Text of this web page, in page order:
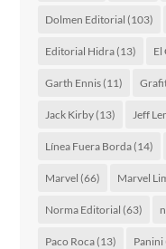
Dolmen Editorial (103)
Editorial Hidra(13) El
Garth Ennis(11)
Jack Kirby(13) Jeff
Línea Fuera Borda(14)
Marvel (66) Marvel
Norma Editorial (63)
Paco Roca(13) Panini